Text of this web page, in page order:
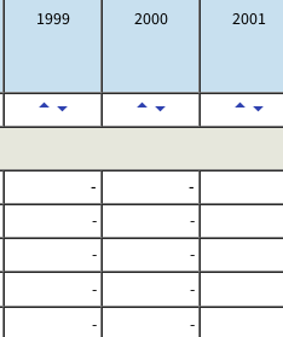
1999 2000 2001
- -
- -
- -
- -
- -